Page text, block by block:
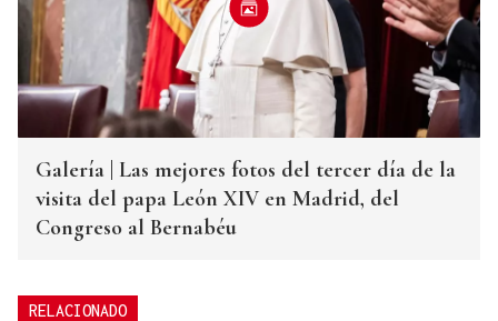
Galería | Las mejores fotos del tercer día de la
visita del papa León XIV en Madrid, del
Congreso al Bernabéu
RELACIONADO